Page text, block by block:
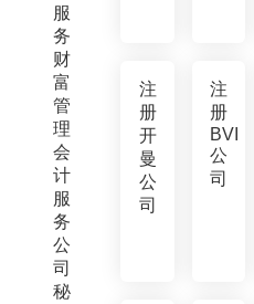
服
务
财
富
管
理
会
计
服
务
公
司
秘
注
册
开
曼
公
司
注
册
BVI
公
司